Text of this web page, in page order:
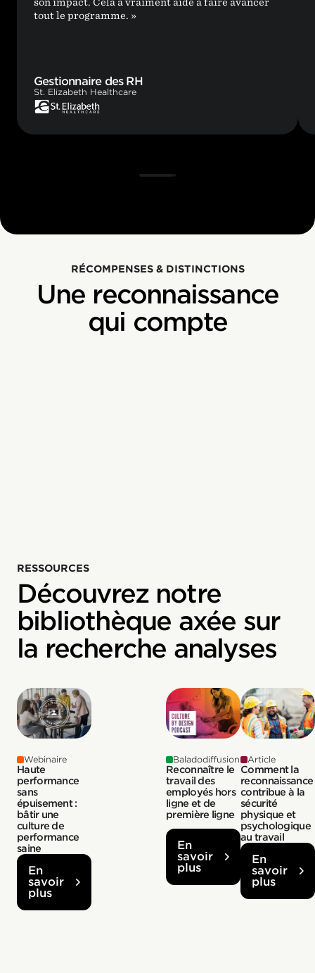
son impact. Cela a vraiment aidé à faire avancer
tout le programme. »
Gestionnaire des RH
St. Elizabeth Healthcare
RÉCOMPENSES & DISTINCTIONS
Une reconnaissance
qui compte
RESSOURCES
Découvrez notre
bibliothèque axée sur
la recherche analyses
Webinaire
Haute
performance
sans
épuisement :
bâtir une
culture de
performance
saine
En
savoir
plus
Baladodiffusion
Reconnaître le
travail des
employés hors
ligne et de
première ligne
En
savoir
plus
Article
Comment la
reconnaissance
contribue à la
sécurité
physique et
psychologique
au travail
En
savoir
plus